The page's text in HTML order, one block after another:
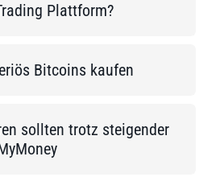
Plattform?
Bitcoins kaufen
sollten trotz steigender